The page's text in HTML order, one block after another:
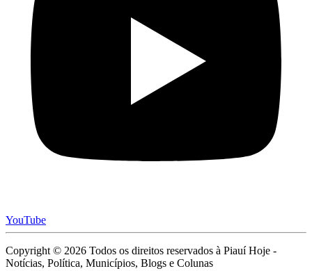
YouTube
Copyright © 2026 Todos os direitos reservados à Piauí Hoje -
Notícias, Política, Municípios, Blogs e Colunas